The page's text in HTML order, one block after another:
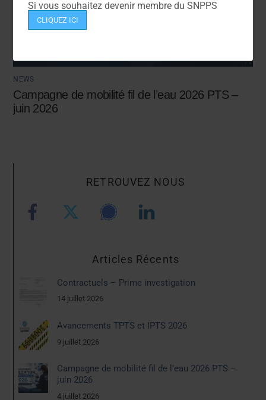
Si vous souhaitez devenir membre du SNPPS
CLIQUEZ ICI
NEWS
Campagne de mobilité fil de l’eau 2026 PTS –
juin 2026
RETROUVEZ NOUS
Articles Récents
Contractuels – Prime investigation
14 juillet 2026
Avancements TPTS et IPTS 2026
9 juillet 2026
Campagne de mobilité fil de l’eau 2026 PTS –
juin 2026
4 juillet 2026